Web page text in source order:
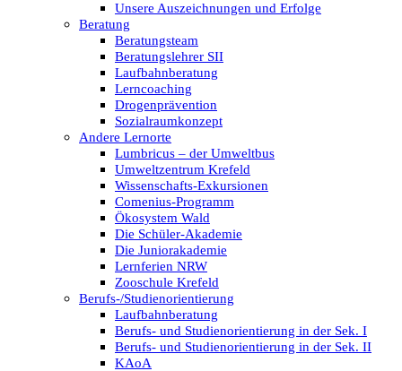
Unsere Auszeichnungen und Erfolge
Beratung
Beratungsteam
Beratungslehrer SII
Laufbahnberatung
Lerncoaching
Drogenprävention
Sozialraumkonzept
Andere Lernorte
Lumbricus – der Umweltbus
Umweltzentrum Krefeld
Wissenschafts-Exkursionen
Comenius-Programm
Ökosystem Wald
Die Schüler-Akademie
Die Juniorakademie
Lernferien NRW
Zooschule Krefeld
Berufs-/Studienorientierung
Laufbahnberatung
Berufs- und Studienorientierung in der Sek. I
Berufs- und Studienorientierung in der Sek. II
KAoA